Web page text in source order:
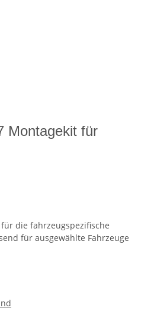
Montagekit für
die fahrzeugspezifische
für ausgewählte Fahrzeuge